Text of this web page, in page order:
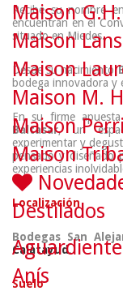
Recibe su nombre
encuentran en el
situado en Miedes.
Desde su nacimiento
bodega innovadora y
En su firme
Baltasar, un
experimentar y
pensado y diseñado
experiencias
Localización
Bodegas San
Calatayud.
Suelo
Maison
Maison
Maison
Maison M.
Maison
Maison
Destilados
Aguardiente
Anís